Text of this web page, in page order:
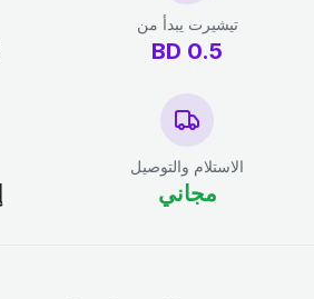
تيشيرت يبدأ من
0.5
BD
الاستلام والتوصيل
مجاني